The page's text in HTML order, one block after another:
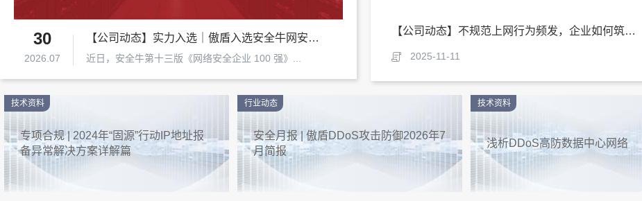
30
2026.07
【公司动态】实力入选｜傲盾入选安全牛网安百强！深耕流量安全细分赛道二十载
近日，安全牛第十三版《网络安全企业 100 强》...
【公司动态】不规范上网行为频发，企业如何筑牢网络安全与合规防线？
2025-11-11
技术资料
专项合规 | 2024年“固源”行动IP地址报
备异常解决方案详解篇
行业动态
安全月报 | 傲盾DDoS攻击防御2026年7
月简报
技术资料
浅析DDoS高防数据中心网络